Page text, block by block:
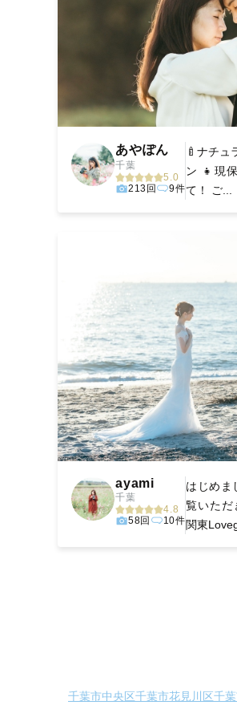
あやぽん
千葉
5.0
213回
9件
🍼ナチュ
ン 👧現
て！ ご...
ayami
千葉
4.8
58回
10件
はじめま
覧いただ
関東
千葉市中央区千葉市花見川区千